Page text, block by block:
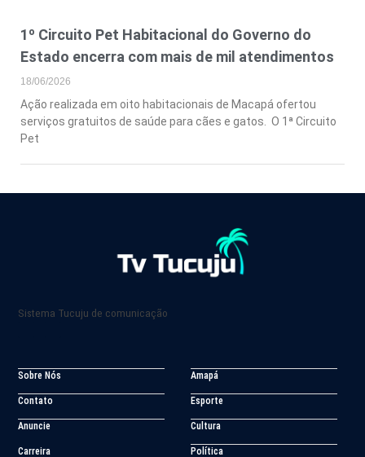
1º Circuito Pet Habitacional do Governo do
Estado encerra com mais de mil atendimentos
18/06/2026
Ação realizada em oito habitacionais de Macapá ofertou
serviços gratuitos de saúde para cães e gatos. O 1ª Circuito
Pet
Sistema Tucuju de comunicação
Sobre Nós
Contato
Anuncie
Carreira
Amapá
Esporte
Cultura
Política